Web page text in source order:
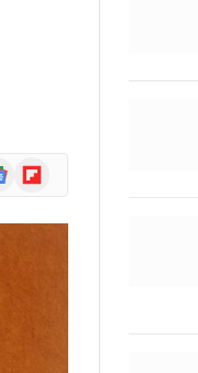
Flipboard